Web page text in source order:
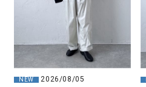
NEW 2026/08/05